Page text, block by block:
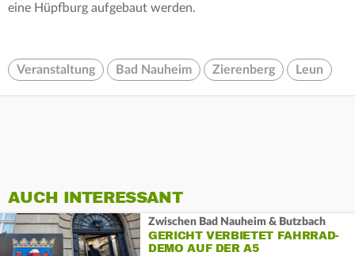
eine Hüpfburg aufgebaut werden.
Veranstaltung Bad Nauheim Zierenberg Leun
AUCH INTERESSANT
Zwischen Bad Nauheim & Butzbach
GERICHT VERBIETET FAHRRAD-
DEMO AUF DER A5